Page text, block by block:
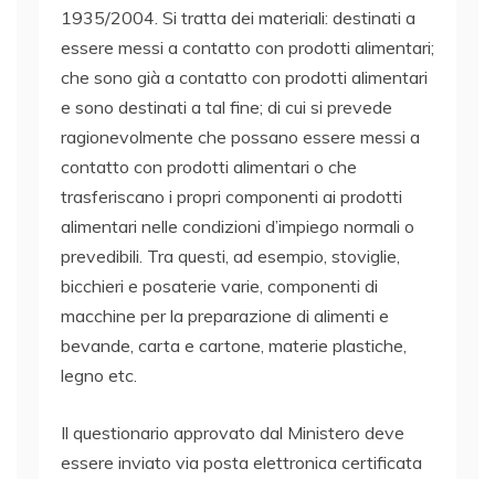
1935/2004. Si tratta dei materiali: destinati a
essere messi a contatto con prodotti alimentari;
che sono già a contatto con prodotti alimentari
e sono destinati a tal fine; di cui si prevede
ragionevolmente che possano essere messi a
contatto con prodotti alimentari o che
trasferiscano i propri componenti ai prodotti
alimentari nelle condizioni d’impiego normali o
prevedibili. Tra questi, ad esempio, stoviglie,
bicchieri e posaterie varie, componenti di
macchine per la preparazione di alimenti e
bevande, carta e cartone, materie plastiche,
legno etc.
Il questionario approvato dal Ministero deve
essere inviato via posta elettronica certificata